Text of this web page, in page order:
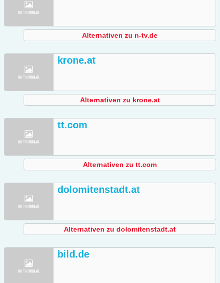
Alternativen zu n-tv.de
krone.at
Alternativen zu krone.at
tt.com
Alternativen zu tt.com
dolomitenstadt.at
Alternativen zu dolomitenstadt.at
bild.de